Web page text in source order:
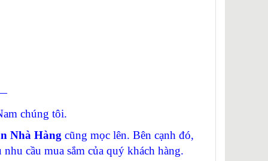
chúng tôi.
Nhà Hàng cũng mọc lên. Bên cạnh đó,
cầu mua sắm của quý khách hàng.